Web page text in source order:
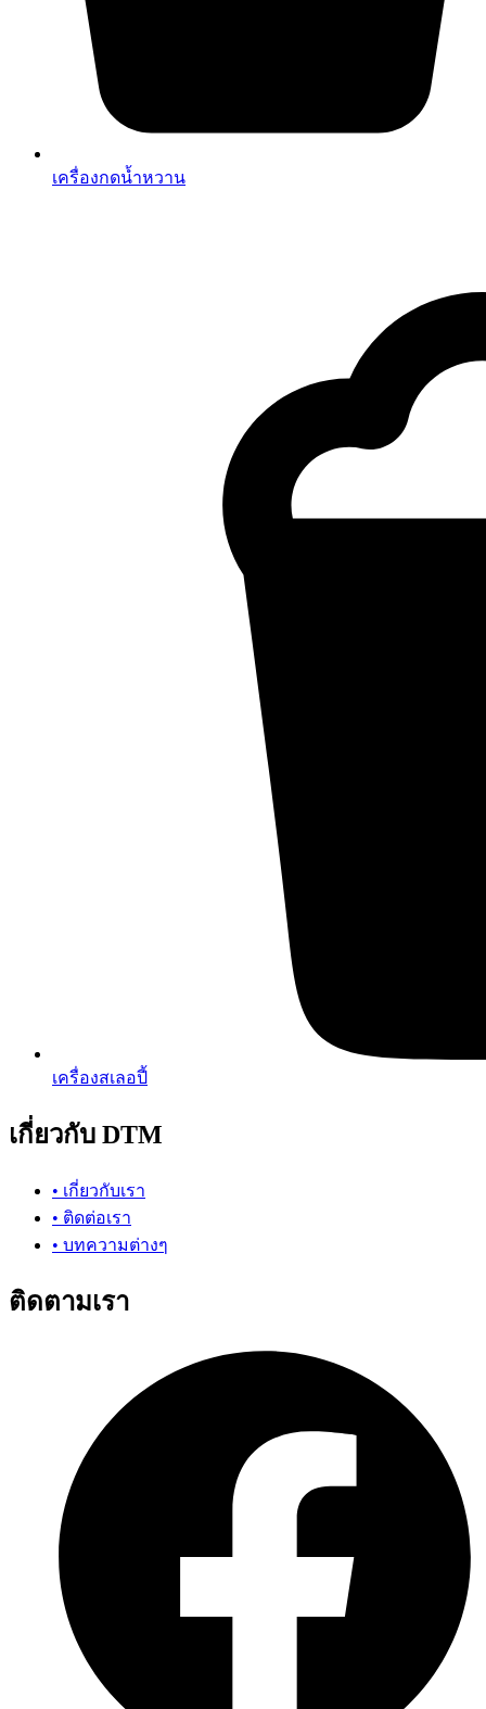
เครื่องกดน้ำหวาน
เครื่องสเลอปี้
เกี่ยวกับ DTM
• เกี่ยวกับเรา
• ติดต่อเรา
• บทความต่างๆ
ติดตามเรา